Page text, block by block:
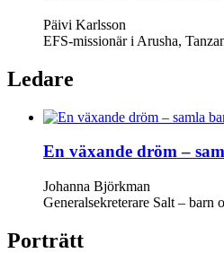
Päivi Karlsson
EFS-missionär i Arusha,
Ledare
En växande dröm –
Johanna Björkman
Generalsekreterare Salt – barn
Porträtt